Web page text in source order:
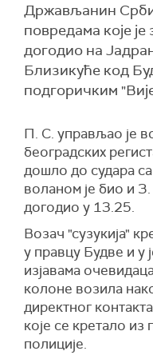
Држављанин
повредама које
догодио на
Близикуће код
подгоричким
П. С. управљао је
београдских
дошло до судара
воланом је био и
догодио у 13.25.
Возач "сузукија"
у правцу Будве и у
изјавама
колоне возила
директног
које се кретало из
полиције.